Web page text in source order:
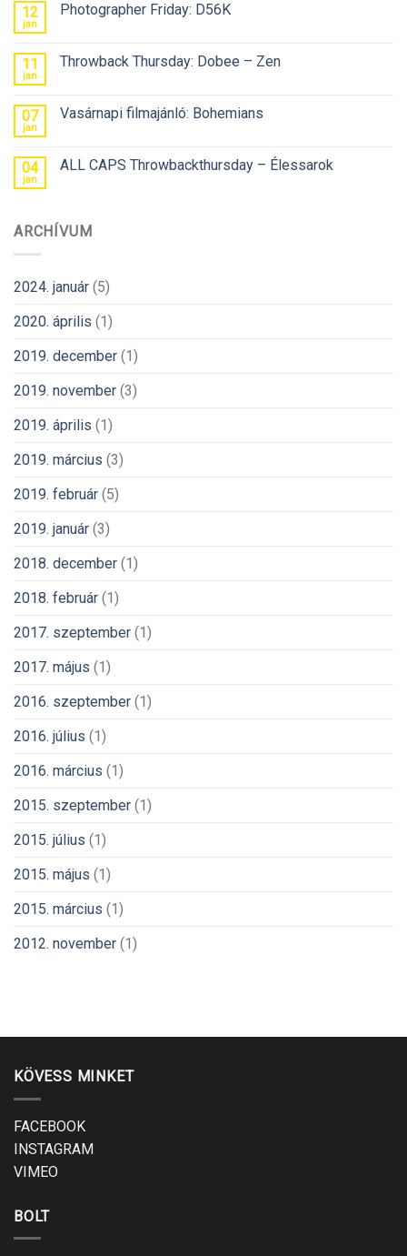
12
jan
Photographer Friday: D56K
11
jan
Throwback Thursday: Dobee – Zen
07
jan
Vasárnapi filmajánló: Bohemians
04
jan
ALL CAPS Throwbackthursday – Élessarok
ARCHÍVUM
2024. január (5)
2020. április (1)
2019. december (1)
2019. november (3)
2019. április (1)
2019. március (3)
2019. február (5)
2019. január (3)
2018. december (1)
2018. február (1)
2017. szeptember (1)
2017. május (1)
2016. szeptember (1)
2016. július (1)
2016. március (1)
2015. szeptember (1)
2015. július (1)
2015. május (1)
2015. március (1)
2012. november (1)
KÖVESS MINKET
FACEBOOK
INSTAGRAM
VIMEO
BOLT